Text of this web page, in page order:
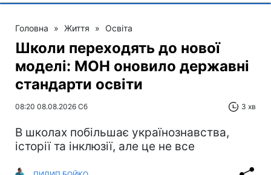
Головна » Життя » Освіта
Школи переходять до нової
моделі: МОН оновило державні
стандарти освіти
08:20 08.08.2026 Сб 3 хв
В школах побільшає українознавства,
історії та інклюзії, але це не все